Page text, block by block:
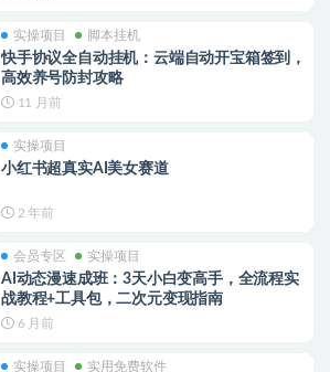
实操项目 脚本挂机
快手协议全自动挂机：云端自动开宝箱签到，
高效养号防封攻略
11 月前
实操项目
小红书超真实AI美女赛道
2 年前
会员专区 实操项目
AI动态漫速成班：3天小白变高手，全流程实
战教程+工具包，二次元变现指南
6 月前
实操项目 实用免费软件